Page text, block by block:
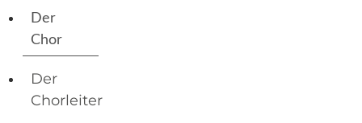
Der
Chor
Der
Chorleiter